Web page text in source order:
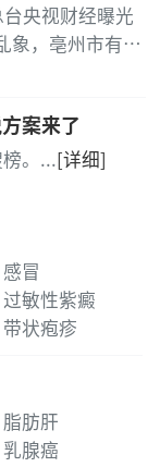
央视财经曝光
象，亳州市有商
中药材生附
”为掩护...
案来了
。 ...[详细]
感冒
过敏性紫癜
带状疱疹
脂肪肝
乳腺癌